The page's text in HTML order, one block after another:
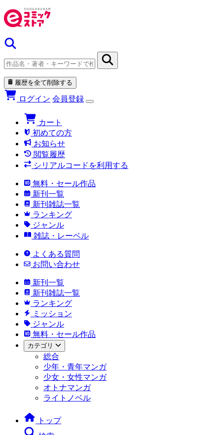
履歴を全て削除する
ログイン 会員登録
カート
初めての方
お知らせ
閲覧履歴
シリアルコードを利用する
無料・セール作品
新刊一覧
新刊雑誌一覧
ランキング
ジャンル
雑誌・レーベル
よくある質問
お問い合わせ
新刊一覧
新刊雑誌一覧
ランキング
ミッション
ジャンル
無料・セール作品
カテゴリ
総合
少年・青年マンガ
少女・女性マンガ
オトナマンガ
ライトノベル
トップ